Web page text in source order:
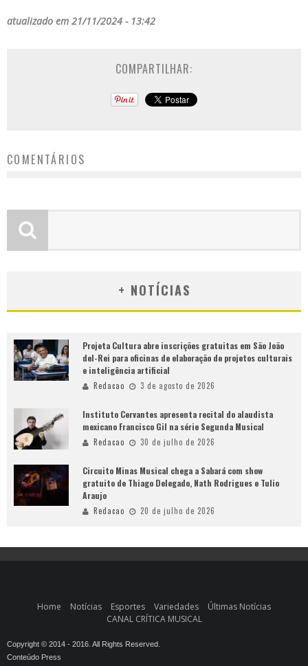
atualizado em 21/11/2024 - 13:42
COMPARTILHAR:
COMENTÁRIOS
+ NOTÍCIAS
Projeta Cultura abre inscrições gratuitas em São João
del-Rei para oficinas de elaboração de projetos culturais
e inteligência artificial
Redacao 3 de agosto de 2026
Instituto Cervantes apresenta recital do alaudista
mexicano Francisco Gil na série Segunda Musical
Redacao 30 de julho de 2026
Circuito Minas Musical chega a Sabará com show
gratuito de Thiago Delegado, Nath Rodrigues e Tulio
Araujo
Redacao 20 de julho de 2026
Home Notícias Esportes Variedades
Últimas Notícias
CANAL CRÍTICA MUSICAL
Copyright © 2014 - 2016. All Rights Reserved.
Conteúdo Press